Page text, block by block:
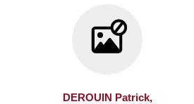
DEROUIN Patrick,